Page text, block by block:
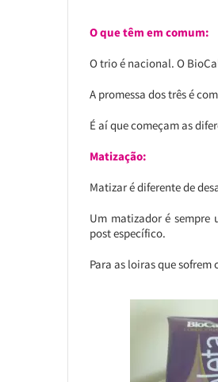
O que têm em comum:
O trio é nacional. O
A promessa dos três é
É aí que começam as
Matização:
Matizar é diferente de
Um matizador é sempre
post específico.
Para as loiras que